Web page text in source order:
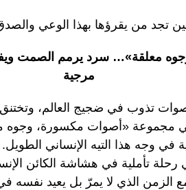
حين تجد من يقرؤها بهذا الوعي
معلقة»… سرد يرمم الصمت
مرجية
تذوب في ضجيج العالم،
مجموعة «أصوات مكسورة، وجوه
في وجه هذا التيه الإنساني
تأملية في هشاشة الكائن
الزمن الذي لا يمرّ بل يعيد نفسه